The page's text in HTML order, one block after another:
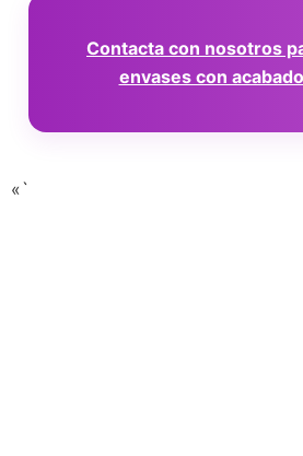
Contacta con nosotros
envases con
«`